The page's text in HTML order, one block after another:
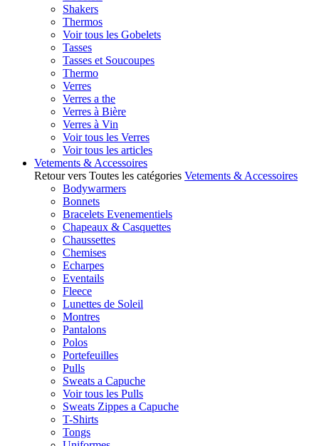
Shakers
Thermos
Voir tous les Gobelets
Tasses
Tasses et Soucoupes
Thermo
Verres
Verres a the
Verres à Bière
Verres à Vin
Voir tous les Verres
Voir tous les articles
Vetements & Accessoires
Retour vers Toutes les catégories Vetements & Accessoires
Bodywarmers
Bonnets
Bracelets Evenementiels
Chapeaux & Casquettes
Chaussettes
Chemises
Echarpes
Eventails
Fleece
Lunettes de Soleil
Montres
Pantalons
Polos
Portefeuilles
Pulls
Sweats a Capuche
Voir tous les Pulls
Sweats Zippes a Capuche
T-Shirts
Tongs